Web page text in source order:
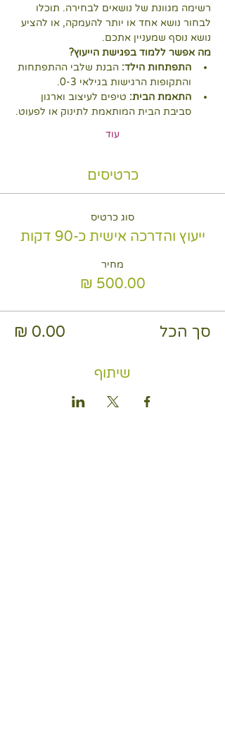
רשימה מגוונת של נושאים לבחירה. תוכלו
לבחור נושא אחד או יותר להעמקה, או להציע
נושא נוסף שמעניין אתכם.
מה אפשר ללמוד בפגישת הייעוץ?
התפתחות הילד: הבנת שלבי ההתפתחות
והתקופות הרגישות בגילאי 0-3.
התאמת הבית: טיפים לעיצוב וארגון
סביבת הבית המותאמת לתינוק או לפעוט.
עוד
כרטיסים
סוג כרטיס
ייעוץ והדרכה אישית כ-90 דקות
מחיר
סך הכל
שיתוף